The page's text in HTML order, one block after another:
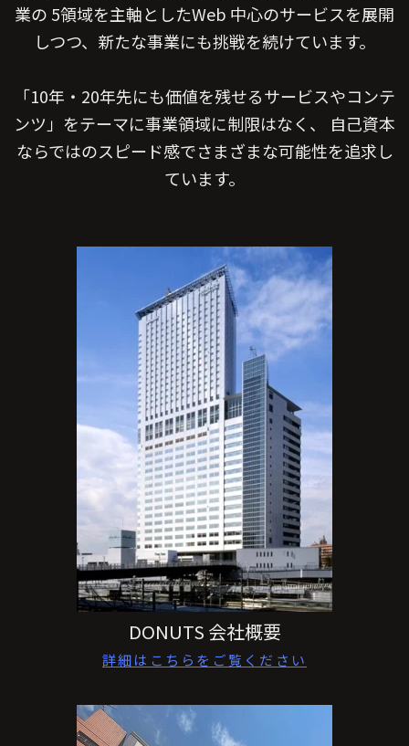
業の 5領域を主軸としたWeb 中心のサービスを展開
しつつ、新たな事業にも挑戦を続けています。
「10年・20年先にも価値を残せるサービスやコンテ
ンツ」をテーマに事業領域に制限はなく、
自己資本
ならではのスピード感でさまざまな可能性を追求し
ています。
DONUTS 会社概要
詳細はこちらをご覧ください